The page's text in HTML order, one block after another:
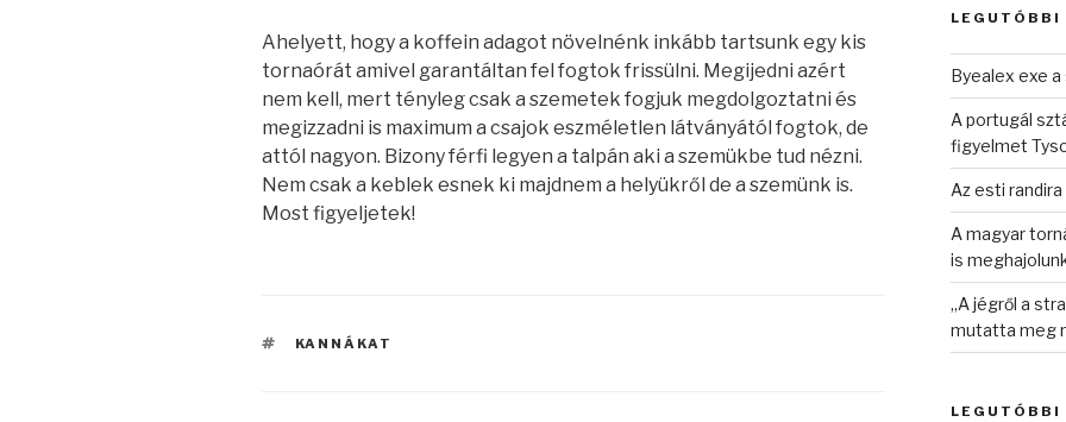
Ahelyett, hogy a koffein adagot növelnénk inkább tartsunk egy kis
tornaórát amivel garantáltan fel fogtok frissülni. Megijedni azért
nem kell, mert tényleg csak a szemetek fogjuk megdolgoztatni és
megizzadni is maximum a csajok eszméletlen látványától fogtok, de
attól nagyon. Bizony férfi legyen a talpán aki a szemükbe tud nézni.
Nem csak a keblek esnek ki majdnem a helyükről de a szemünk is.
Most figyeljetek!
CÍMKÉK
KANNÁKAT
LEGUTÓBBI
Byealex exe
A portugál
figyelmet
Az esti
A magyar
is
„A jégről a
mutatta meg
LEGUTÓBBI